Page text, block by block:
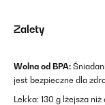
Zalety
Wolna od BPA:
jest bezpieczne dla
Lekka: 130 g lżejsza